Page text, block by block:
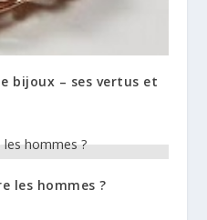
bijoux – ses vertus et
les hommes ?